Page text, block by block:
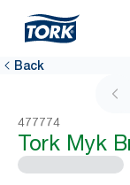
Back
477774
Tork Myk